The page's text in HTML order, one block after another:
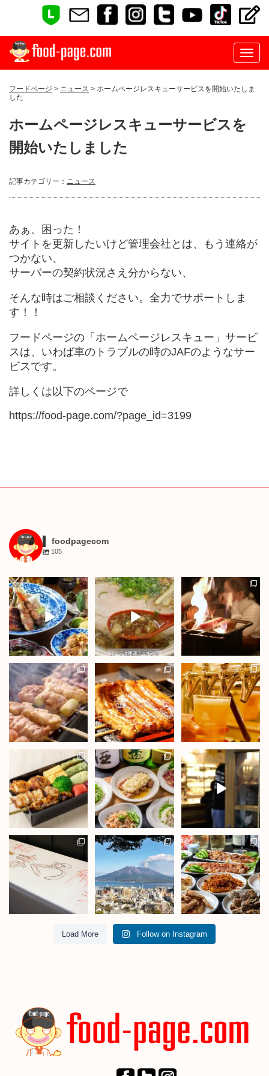
フードページ > ニュース > ホームページレスキューサービスを開始いたしま
した
ホームページレスキューサービスを
開始いたしました
記事カテゴリー： ニュース
あぁ、困った！
サイトを更新したいけど管理会社とは、もう連絡が
つかない、
サーバーの契約状況さえ分からない、
そんな時はご相談ください。全力でサポートしま
す！！
フードページの「ホームページレスキュー」サービ
スは、いわば車のトラブルの時のJAFのようなサー
ビスです。
詳しくは以下のページで
https://food-page.com/?page_id=3199
foodpagecom
105
Load More Follow on Instagram